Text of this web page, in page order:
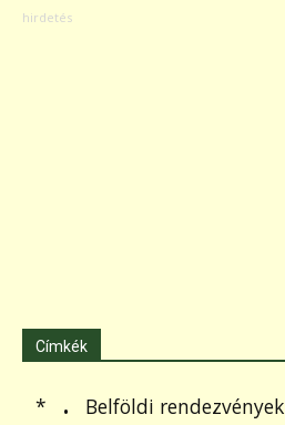
Címkék
* . Belföldi rendezvények